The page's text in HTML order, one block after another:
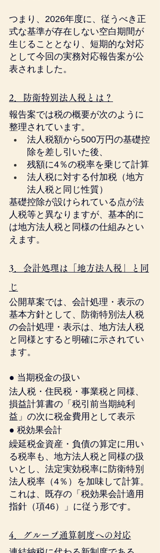
つまり、2026年度に、従うべき正
式な基準が存在しない空白期間が
生じることとなり、短期的な対応
として今回の実務対応報告案が公
表されました。
2．防衛特別法人税とは？
報告案では税の概要が次のように
整理されています。
法人税額から500万円の基礎控
除を差し引いた後、
残額に4％の税率を乗じて計算
法人税に対する付加税（地方
法人税と同じ性質）
基礎控除が設けられている点が法
人税等と異なりますが、基本的に
は地方法人税と同様の仕組みとい
えます。
3．会計処理は「地方法人税」と同
じ
公開草案では、会計処理・表示の
基本方針として、防衛特別法人税
の会計処理・表示は、地方法人税
と同様とすると明確に示されてい
ます。
● 当期税金の扱い
法人税・住民税・事業税と同様、
損益計算書の「税引前当期純利
益」の次に税金費用として表示
● 税効果会計
繰延税金資産・負債の算定に用い
る税率も、地方法人税と同様の扱
いとし、法定実効税率に防衛特別
法人税率（4％）を加味して計算。
これは、既存の「税効果会計適用
指針（項46）」に従う形です。
4．グループ通算制度への対応